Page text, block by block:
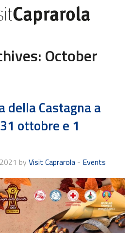
October
della Castagna a
ottobre e 1
by Visit Caprarola - Events